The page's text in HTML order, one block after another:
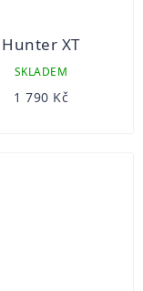
Hunter XT
SKLADEM
1 790 Kč